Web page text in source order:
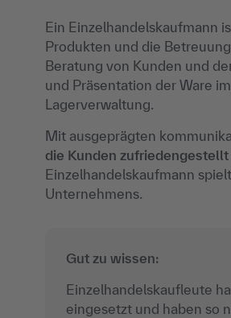
Ein Einzelhandelskaufmann
Produkten und die
Beratung von Kunden und
und Präsentation der Ware
Lagerverwaltung.
Mit ausgeprägten
die Kunden
Einzelhandelskaufmann
Unternehmens.
Gut zu wissen:
Einzelhandelskaufleute
eingesetzt und haben so